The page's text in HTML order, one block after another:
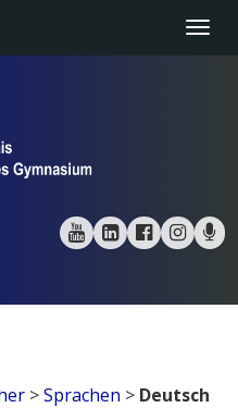
>Sprachen > Deutsch